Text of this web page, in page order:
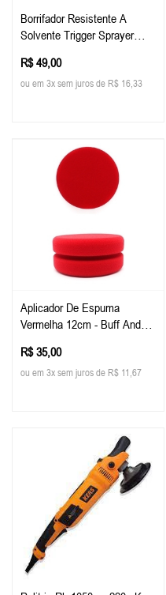
Borrifador Resistente A
Solvente Trigger Sprayer
R$ 49,00
ou em 3x sem juros de R$ 16,33
Aplicador De Espuma
Vermelha 12cm - Buff And
R$ 35,00
ou em 3x sem juros de R$ 11,67